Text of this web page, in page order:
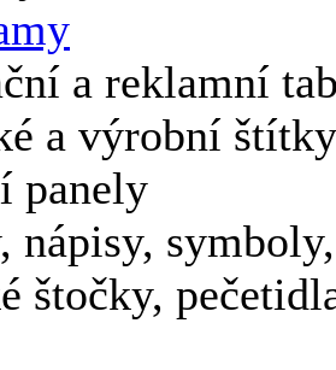
a reklamní
a výrobní štítky
panely
nápisy,
štočky,